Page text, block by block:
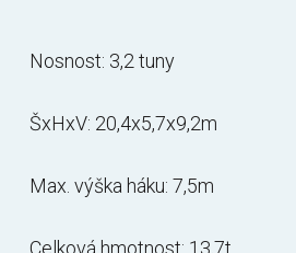
Nosnost: 3,2 tuny
ŠxHxV: 20,4x5,7x9,2m
Max. výška háku: 7,5m